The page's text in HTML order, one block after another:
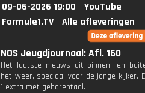
09-06-2026 19:00
YouTube
Formule1.TV
Alle afleveringen
NOS Jeugdjournaal: Afl. 160
Het laatste nieuws uit binnen- en
het weer, speciaal voor de jonge kijker.
1 extra met gebarentaal.